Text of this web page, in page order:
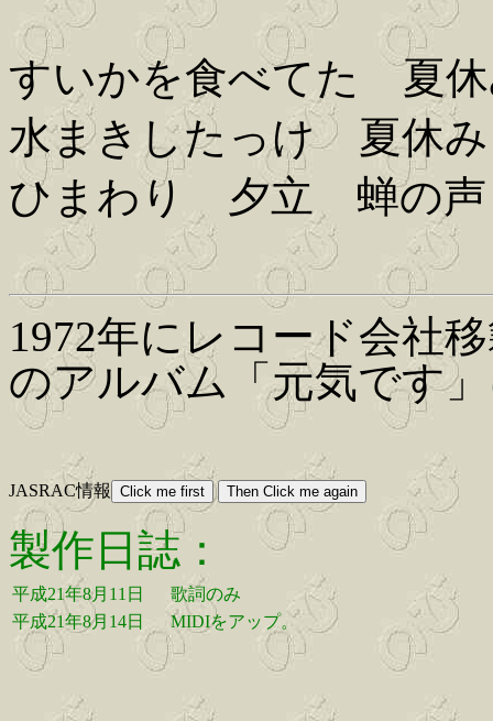
すいかを食べてた 夏
水まきしたっけ 夏休み
ひまわり 夕立 蝉の声
1972年にレコード会社
のアルバム「元気です
JASRAC情報
製作日誌：
平成21年8月11日
歌詞のみ
平成21年8月14日
MIDIをアップ。